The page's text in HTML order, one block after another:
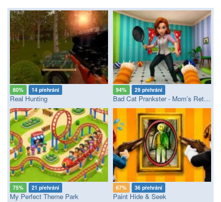
80% 14 přehrání
Real Hunting
94% 29 přehrání
Bad Cat Prankster - Mom’s Return
75% 21 přehrání
My Perfect Theme Park
67% 36 přehrání
Paint Hide & Seek